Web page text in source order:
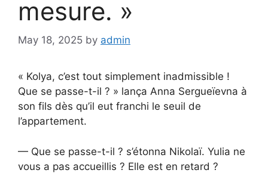
mesure. »
May 18, 2025 by admin
« Kolya, c’est tout simplement inadmissible !
Que se passe-t-il ? » lança Anna Sergueïevna à
son fils dès qu’il eut franchi le seuil de
l’appartement.
— Que se passe-t-il ? s’étonna Nikolaï. Yulia ne
vous a pas accueillis ? Elle est en retard ?